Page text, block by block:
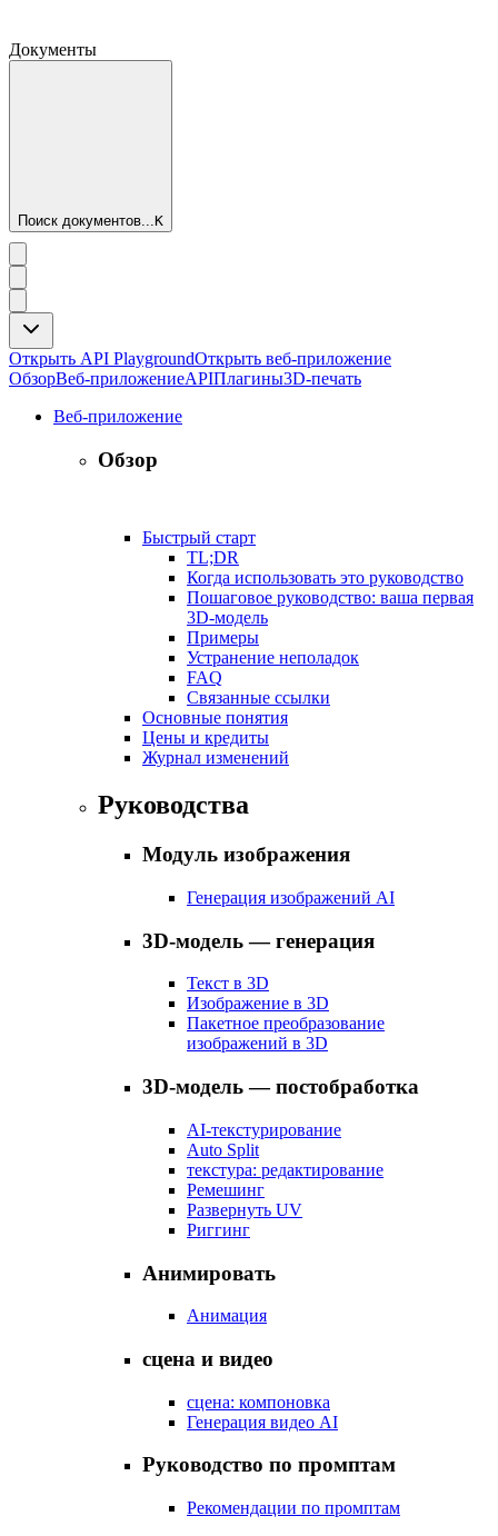
Документы
Поиск документов...K
Открыть API PlaygroundОткрыть веб-приложение
ОбзорВеб-приложениеAPIПлагины3D-печать
Веб-приложение
Обзор
Быстрый старт
TL;DR
Когда использовать это руководство
Пошаговое руководство: ваша первая
3D-модель
Примеры
Устранение неполадок
FAQ
Связанные ссылки
Основные понятия
Цены и кредиты
Журнал изменений
Руководства
Модуль изображения
Генерация изображений AI
3D-модель — генерация
Текст в 3D
Изображение в 3D
Пакетное преобразование
изображений в 3D
3D-модель — постобработка
AI-текстурирование
Auto Split
текстура: редактирование
Ремешинг
Развернуть UV
Риггинг
Анимировать
Анимация
сцена и видео
сцена: компоновка
Генерация видео AI
Руководство по промптам
Рекомендации по промптам